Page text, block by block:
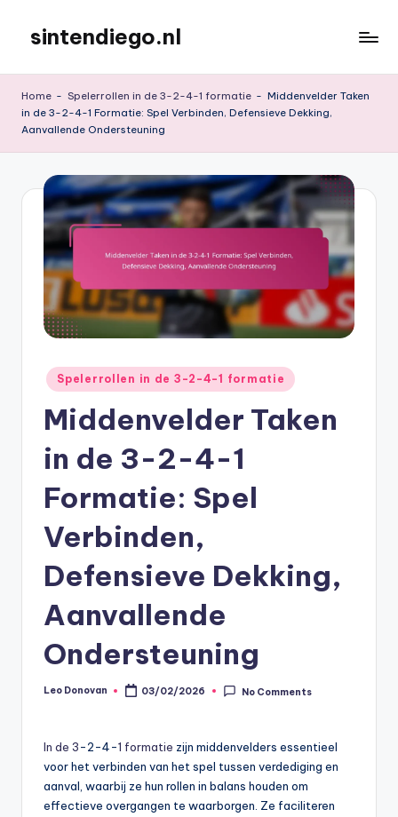
content
sintendiego.nl
Home - Spelerrollen in de 3-2-4-1 formatie - Middenvelder Taken
in de 3-2-4-1 Formatie: Spel Verbinden, Defensieve Dekking,
Aanvallende Ondersteuning
Posted
in
Spelerrollen in de 3-2-4-1 formatie
Middenvelder Taken
in de 3-2-4-1
Formatie: Spel
Verbinden,
Defensieve Dekking,
Aanvallende
Ondersteuning
Posted
Leo Donovan 03/02/2026 No Comments
In de 3-2-4-1 formatie zijn middenvelders essentieel
voor het verbinden van het spel tussen verdediging en
aanval, waarbij ze hun rollen in balans houden om
effectieve overgangen te waarborgen. Ze faciliteren